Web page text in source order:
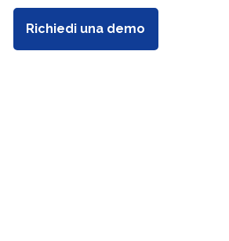
Richiedi una demo